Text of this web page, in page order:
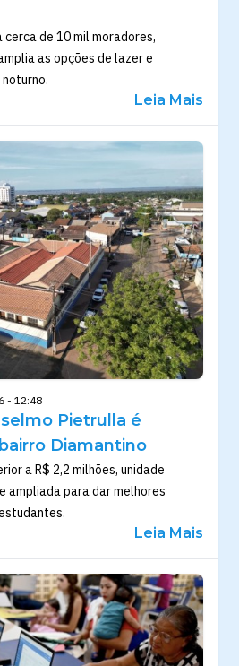
de 10 mil moradores,
as opções de lazer e
Leia Mais
- 12:48
Pietrulla é
Diamantino
a R$ 2,2 milhões, unidade
ampliada para dar melhores
Leia Mais